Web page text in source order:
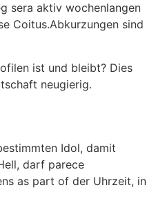
sera aktiv wochenlangen
Coitus.Abkurzungen sind
ist und bleibt? Dies
neugierig.
Idol, damit
darf parece
as part of der Uhrzeit, in